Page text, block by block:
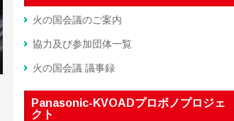
火の国会議のご案内
協力及び参加団体一覧
火の国会議 議事録
Panasonic-KVOADプロボノプロジェ
クト